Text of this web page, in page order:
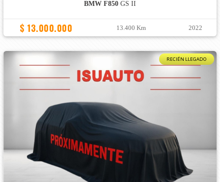
BMW F850GS II
$ 13.000.000 13.400 Km 2022
RECIÉN LLEGADO